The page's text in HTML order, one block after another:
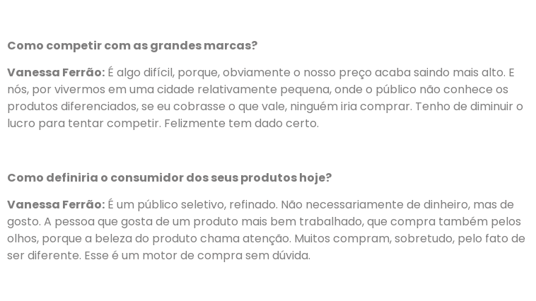
Como competir com as grandes marcas?
Vanessa Ferrão: É algo difícil, porque, obviamente o nosso preço acaba saindo mais alto. E
nós, por vivermos em uma cidade relativamente pequena, onde o público não conhece os
produtos diferenciados, se eu cobrasse o que vale, ninguém iria comprar. Tenho de diminuir o
lucro para tentar competir. Felizmente tem dado certo.
Como definiria o consumidor dos seus produtos hoje?
Vanessa Ferrão: É um público seletivo, refinado. Não necessariamente de dinheiro, mas de
gosto. A pessoa que gosta de um produto mais bem trabalhado, que compra também pelos
olhos, porque a beleza do produto chama atenção. Muitos compram, sobretudo, pelo fato de
ser diferente. Esse é um motor de compra sem dúvida.